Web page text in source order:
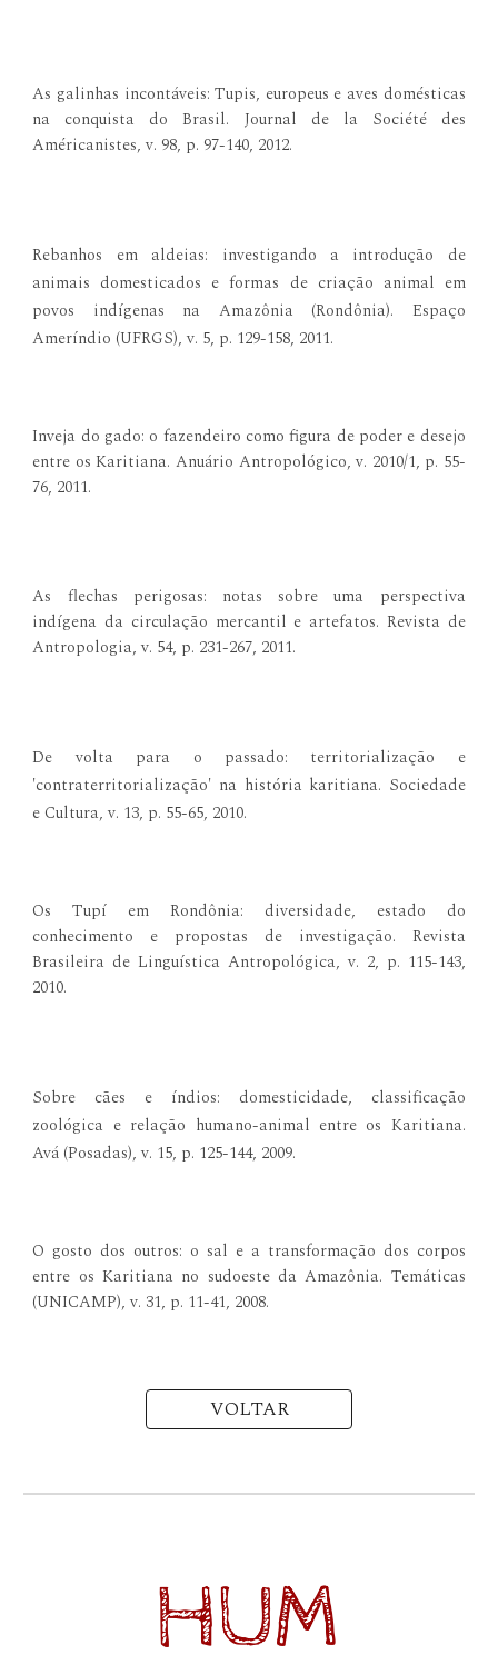
As galinhas incontáveis: Tupis, europeus e aves domésticas
na conquista do Brasil. Journal de la Société des
Américanistes, v. 98, p. 97-140, 2012.
Rebanhos em aldeias: investigando a introdução de
animais domesticados e formas de criação animal em
povos indígenas na Amazônia (Rondônia). Espaço
Ameríndio (UFRGS), v. 5, p. 129-158, 2011.
Inveja do gado: o fazendeiro como figura de poder e desejo
entre os Karitiana. Anuário Antropológico, v. 2010/1, p. 55-
76, 2011.
As flechas perigosas: notas sobre uma perspectiva
indígena da circulação mercantil e artefatos. Revista de
Antropologia, v. 54, p. 231-267, 2011.
De volta para o passado: territorialização e
'contraterritorialização' na história karitiana. Sociedade
e Cultura, v. 13, p. 55-65, 2010.
Os Tupí em Rondônia: diversidade, estado do
conhecimento e propostas de investigação. Revista
Brasileira de Linguística Antropológica, v. 2, p. 115-143,
2010.
Sobre cães e índios: domesticidade, classificação
zoológica e relação humano-animal entre os Karitiana.
Avá (Posadas), v. 15, p. 125-144, 2009.
O gosto dos outros: o sal e a transformação dos corpos
entre os Karitiana no sudoeste da Amazônia. Temáticas
(UNICAMP), v. 31, p. 11-41, 2008.
VOLTAR